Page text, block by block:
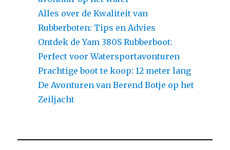
Alles over de Kwaliteit van
Rubberboten: Tips en Advies
Ontdek de Yam 380S Rubberboot:
Perfect voor Watersportavonturen
Prachtige boot te koop: 12 meter lang
De Avonturen van Berend Botje op het
Zeiljacht